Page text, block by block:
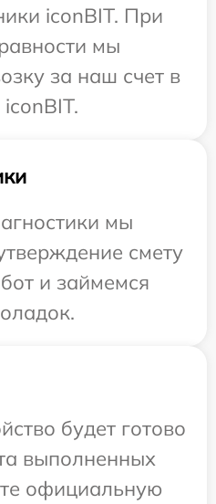
iconBIT. При
мы
за наш счет в
мы
смету
и займемся
будет готово
выполненных
официальную